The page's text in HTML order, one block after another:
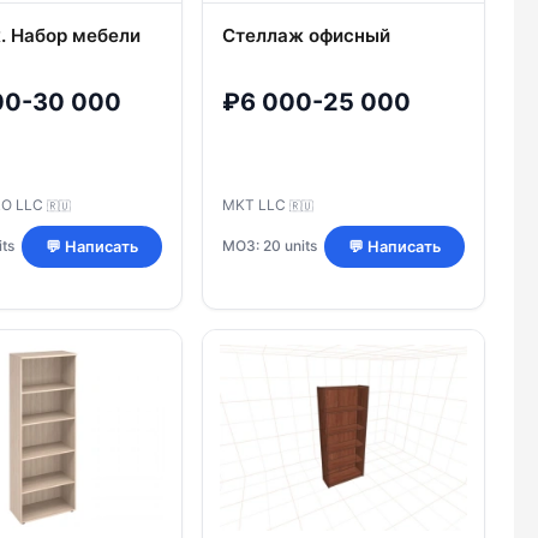
Набор мебели
30 000
LLC 🇷🇺
💬 Написать
Стеллаж офисный
₽6 000-25 000
MKT LLC 🇷🇺
МОЗ: 20 units 💬 Написать